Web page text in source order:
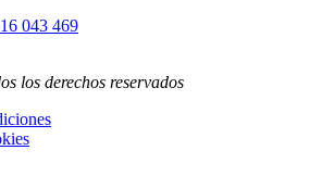
043 469
los derechos reservados